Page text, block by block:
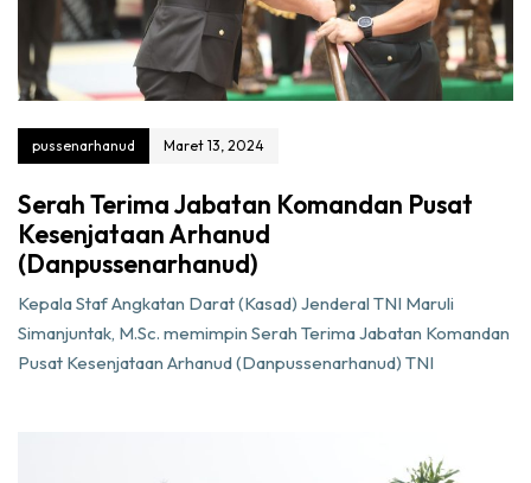
pussenarhanud Maret 13, 2024
Serah Terima Jabatan Komandan Pusat
Kesenjataan Arhanud
(Danpussenarhanud)
Kepala Staf Angkatan Darat (Kasad) Jenderal TNI Maruli
Simanjuntak, M.Sc. memimpin Serah Terima Jabatan Komandan
Pusat Kesenjataan Arhanud (Danpussenarhanud) TNI